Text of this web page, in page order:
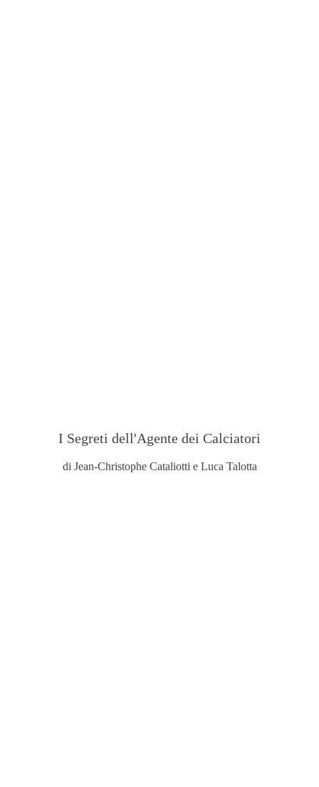
I Segreti dell'Agente dei Calciatori
di Jean-Christophe Cataliotti e Luca Talotta